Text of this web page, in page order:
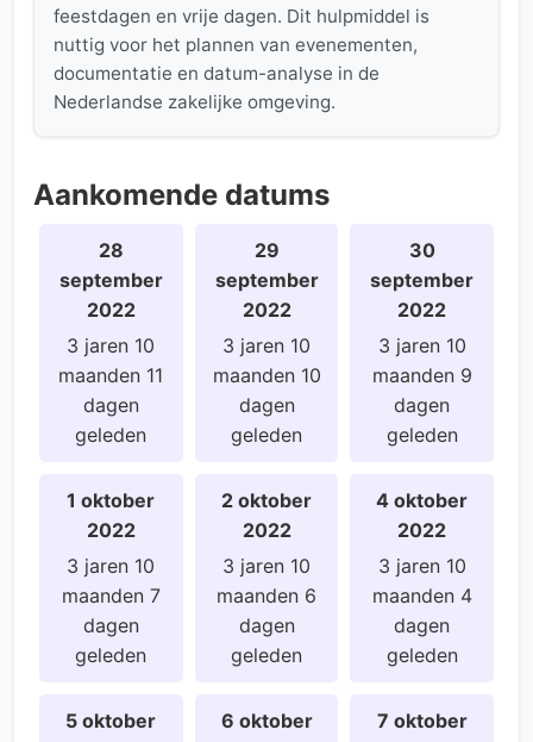
feestdagen en vrije dagen. Dit hulpmiddel is
nuttig voor het plannen van evenementen,
documentatie en datum-analyse in de
Nederlandse zakelijke omgeving.
Aankomende datums
28
september
2022
3 jaren 10
maanden 11
dagen
geleden
29
september
2022
3 jaren 10
maanden 10
dagen
geleden
30
september
2022
3 jaren 10
maanden 9
dagen
geleden
1 oktober
2022
3 jaren 10
maanden 7
dagen
geleden
2 oktober
2022
3 jaren 10
maanden 6
dagen
geleden
4 oktober
2022
3 jaren 10
maanden 4
dagen
geleden
5 oktober
6 oktober
7 oktober